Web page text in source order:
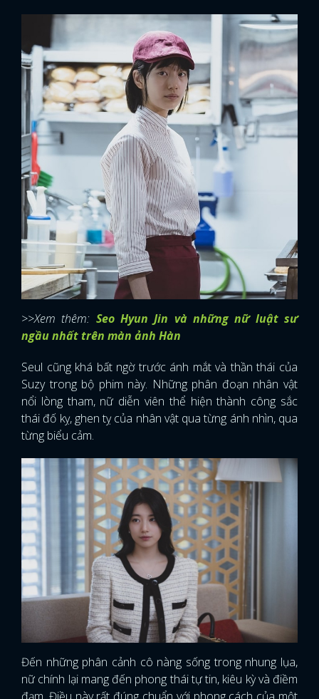
>>Xem thêm: Seo Hyun Jin và những nữ luật sư
ngầu nhất trên màn ảnh Hàn
Seul cũng khá bất ngờ trước ánh mắt và thần thái của
Suzy trong bộ phim này. Những phân đoạn nhân vật
nổi lòng tham, nữ diễn viên thể hiện thành công sắc
thái đố kỵ, ghen tỵ của nhân vật qua từng ánh nhìn, qua
từng biểu cảm.
Đến những phân cảnh cô nàng sống trong nhung lụa,
nữ chính lại mang đến phong thái tự tin, kiêu kỳ và điềm
đạm. Điều này rất đúng chuẩn với phong cách của một